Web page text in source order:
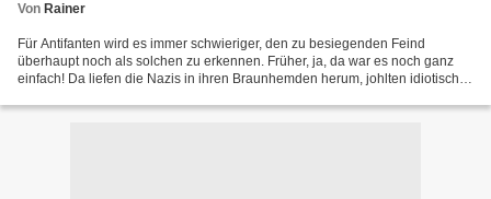
Von Rainer
Für Antifanten wird es immer schwieriger, den zu besiegenden Feind
überhaupt noch als solchen zu erkennen. Früher, ja, da war es noch ganz
einfach! Da liefen die Nazis in ihren Braunhemden herum, johlten idiotische